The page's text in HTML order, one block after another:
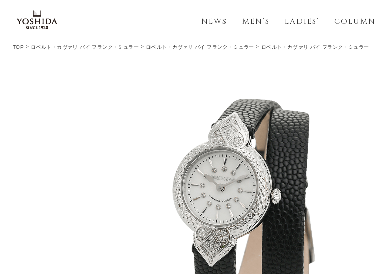
NEWS MEN’S LADIES’ COLUMN
TOP ロベルト・カヴァリ バイ フランク・ミュラー ロベルト・カヴァリ バイ フランク・ミュラー ロベルト・カヴァリ バイ フランク・ミュラー